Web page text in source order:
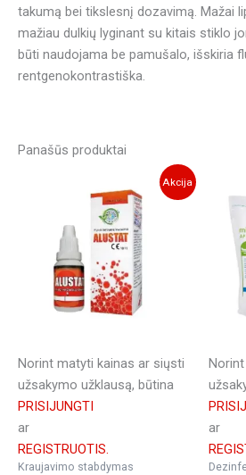
takumą bei tikslesnį dozavimą. Mažai
mažiau dulkių lyginant su kitais stiklo
būti naudojama be pamušalo, išskiria
rentgenokontrastiška.
Panašūs produktai
Akcija
Norint matyti kainas ar siųsti
užsakymo užklausą, būtina
PRISIJUNGTI
ar
REGISTRUOTIS.
Kraujavimo stabdymas
ar